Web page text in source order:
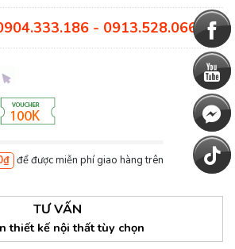
- 0913.528.066
để được miễn phí giao hàng trên
TƯ VẤN
thiết kế nội thất tùy chọn